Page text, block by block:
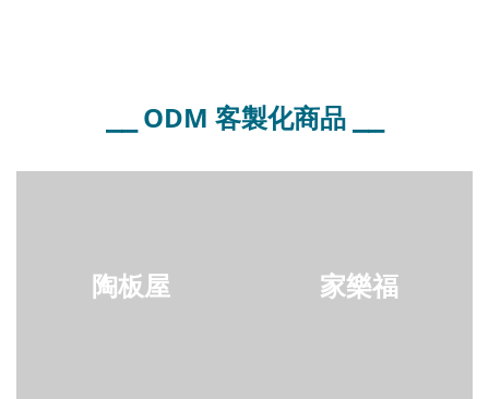
⎯⎯ ODM 客製化商品 ⎯⎯
陶板屋 家樂福